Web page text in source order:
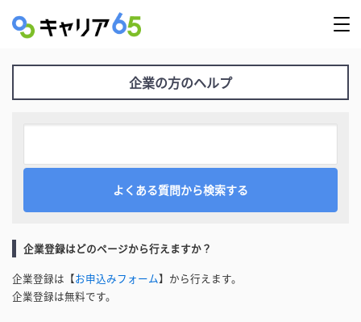
企業の方のヘルプ
企業登録はどのページから行えますか？
企業登録は【お申込みフォーム】から行えます。
企業登録は無料です。